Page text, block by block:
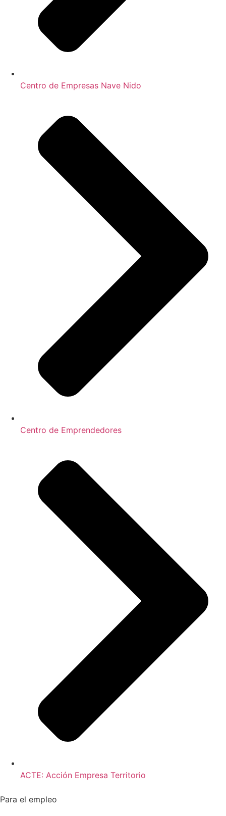
Centro de Empresas Nave Nido
Centro de Emprendedores
ACTE: Acción Empresa Territorio
Para el empleo